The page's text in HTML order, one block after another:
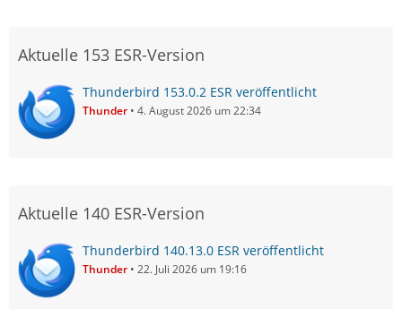
Aktuelle 153 ESR-Version
Thunderbird 153.0.2 ESR veröffentlicht
Thunder 4. August 2026 um 22:34
Aktuelle 140 ESR-Version
Thunderbird 140.13.0 ESR veröffentlicht
Thunder 22. Juli 2026 um 19:16